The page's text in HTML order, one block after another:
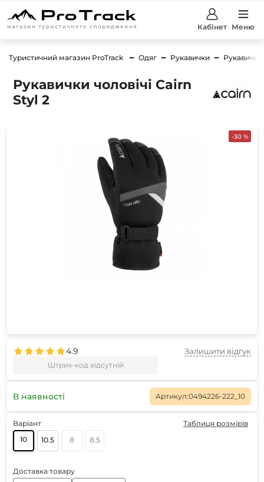
Кабінет Меню
Туристичний магазин ProTrack Одяг Рукавички
Рукавички чоловічі Cairn
Styl 2
-30 %
4.9
Штрих-код відсутній
Залишити відгук
В наявності Артикул:0494226-222_10
Варіант
Таблиця розмірів
10
10.5 8 8.5
Доставка товару